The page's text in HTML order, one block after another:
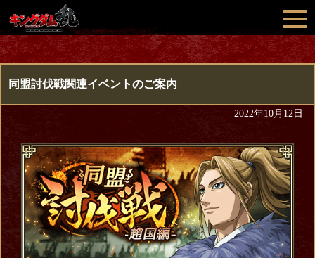
同盟討伐戦関連イベントのご案内
2022年10月12日